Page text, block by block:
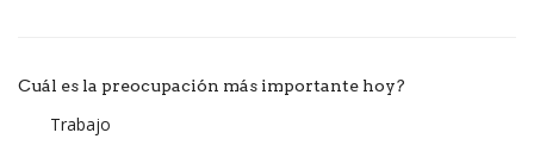
Cuál es la preocupación más importante hoy?
Trabajo